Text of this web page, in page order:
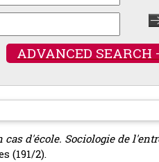
ADVANCED SEARCH
cas d'école. Sociologie de
(191/2).